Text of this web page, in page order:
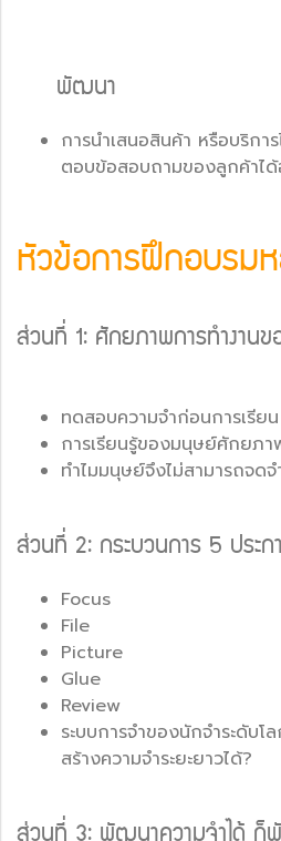
พัฒนา
การนำเสนอสินค้า หรือบริกา
ตอบข้อสอบถามของลูกค้าได้
หัวข้อการฝึกอบรม
ส่วนที่ 1: ศักยภาพการทำงานข
ทดสอบความจำก่อนการเรียน
การเรียนรู้ของมนุษย์ศักยภ
ทำไมมนุษย์จึงไม่สามารถจด
ส่วนที่ 2: กระบวนการ 5 ประ
Focus
File
Picture
Glue
Review
ระบบการจำของนักจำระดับโ
สร้างความจำระยะยาวได้?
ส่วนที่ 3: พัฒนาความจำได้ ก็พั